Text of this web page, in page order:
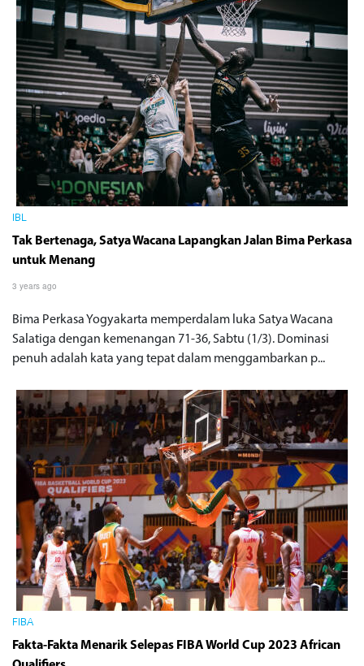
IBL
Tak Bertenaga, Satya Wacana Lapangkan Jalan Bima Perkasa
untuk Menang
3 years ago
Bima Perkasa Yogyakarta memperdalam luka Satya Wacana
Salatiga dengan kemenangan 71-36, Sabtu (1/3). Dominasi
penuh adalah kata yang tepat dalam menggambarkan p...
FIBA
Fakta-Fakta Menarik Selepas FIBA World Cup 2023 African